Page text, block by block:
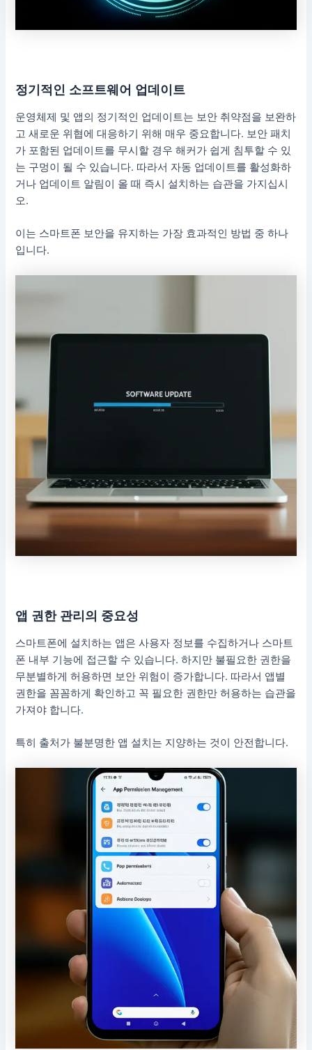
정기적인 소프트웨어 업데이트
운영체제 및 앱의 정기적인 업데이트는 보안 취약점을 보완하
고 새로운 위협에 대응하기 위해 매우 중요합니다. 보안 패치
가 포함된 업데이트를 무시할 경우 해커가 쉽게 침투할 수 있
는 구멍이 될 수 있습니다. 따라서 자동 업데이트를 활성화하
거나 업데이트 알림이 올 때 즉시 설치하는 습관을 가지십시
오.
이는 스마트폰 보안을 유지하는 가장 효과적인 방법 중 하나
입니다.
앱 권한 관리의 중요성
스마트폰에 설치하는 앱은 사용자 정보를 수집하거나 스마트
폰 내부 기능에 접근할 수 있습니다. 하지만 불필요한 권한을
무분별하게 허용하면 보안 위험이 증가합니다. 따라서 앱별
권한을 꼼꼼하게 확인하고 꼭 필요한 권한만 허용하는 습관을
가져야 합니다.
특히 출처가 불분명한 앱 설치는 지양하는 것이 안전합니다.